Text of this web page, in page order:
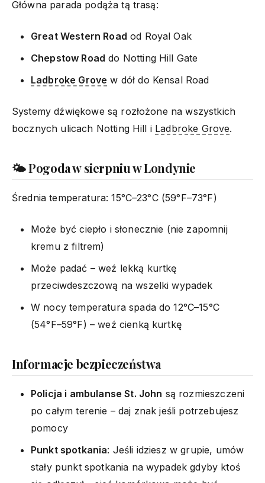
Główna parada podąża tą trasą:
Great Western Road od Royal Oak
Chepstow Road do Notting Hill Gate
Ladbroke Grove w dół do Kensal Road
Systemy dźwiękowe są rozłożone na wszystkich
bocznych ulicach Notting Hill i Ladbroke Grove.
🌤️ Pogoda w sierpniu w Londynie
Średnia temperatura: 15°C–23°C (59°F–73°F)
Może być ciepło i słonecznie (nie zapomnij
kremu z filtrem)
Może padać – weź lekką kurtkę
przeciwdeszczową na wszelki wypadek
W nocy temperatura spada do 12°C–15°C
(54°F–59°F) – weź cienką kurtkę
Informacje bezpieczeństwa
Policja i ambulanse St. John są rozmieszczeni
po całym terenie – daj znak jeśli potrzebujesz
pomocy
Punkt spotkania: Jeśli idziesz w grupie, umów
stały punkt spotkania na wypadek gdyby ktoś